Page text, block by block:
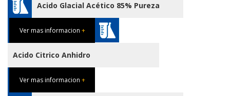
Acido Glacial Acético 85% Pureza
Ver mas informacion +
Acido Citrico Anhidro
Ver mas informacion +